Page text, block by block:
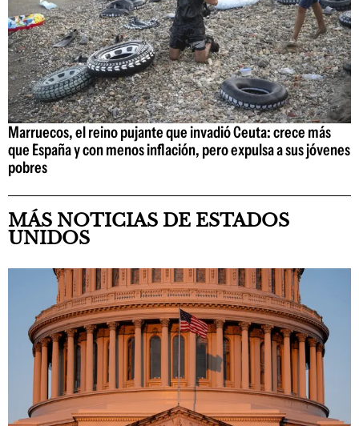
Marruecos, el reino pujante que invadió Ceuta: crece más
que España y con menos inflación, pero expulsa a sus jóvenes
pobres
MÁS NOTICIAS DE ESTADOS
UNIDOS